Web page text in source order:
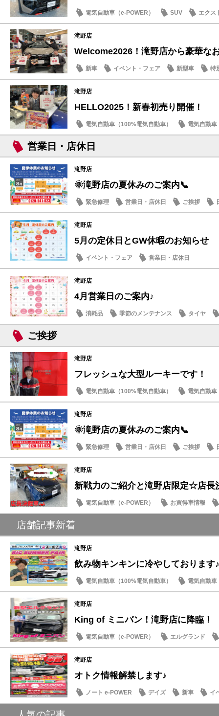
電気自動車（e-POWER） SUV
エクス
お買得車情報
滝野店
Welcome2026！滝野店から豪華な
新車 イベント・フェア 新型車 特
滝野店
HELLO2025！新春初売り開催！
電気自動車（100%電気自動車）
電気自動車
イベント・フェア
初売り
営業日・店休日
滝野店
🌞滝野店の夏休みのご案内📞
緊急修理 営業日・店休日 ご挨拶
滝野店
5月の定休日とGW休暇のお知らせ
イベント・フェア 営業日・店休日
滝野店
4月営業日のご案内♪
消耗品 季節のメンテナンス タイヤ
ご挨拶
滝野店
フレッシュな大型ルーキーです！
電気自動車（100%電気自動車）
電気自動車
ご挨拶
スタッフ紹介
滝野店
🌞滝野店の夏休みのご案内📞
緊急修理 営業日・店休日 ご挨拶
滝野店
新戦力のご紹介と滝野店限定☆店長
電気自動車（e-POWER）
お買得車情報
オーラ
店舗記事新着
滝野店
飲み物キンキンに冷やしております♪
電気自動車（100%電気自動車）
電気自動車
新車
イベント・フェア
滝野店
King of ミニバン！滝野店に降臨！
電気自動車（e-POWER） エルグランド
滝野店
オトク情報解禁します♪
ノート e-POWER デイズ 新車 イ